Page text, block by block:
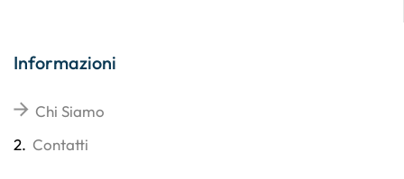
Informazioni
Chi Siamo
2. Contatti